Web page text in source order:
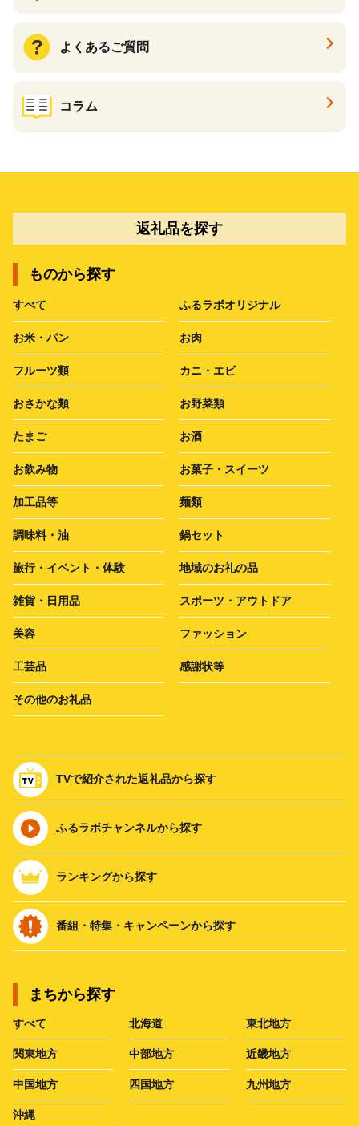
よくあるご質問
コラム
返礼品を探す
ものから探す
すべて ふるラボオリジナル
お米・パン お肉
フルーツ類 カニ・エビ
おさかな類 お野菜類
たまご お酒
お飲み物 お菓子・スイーツ
加工品等 麺類
調味料・油 鍋セット
旅行・イベント・体験 地域のお礼の品
雑貨・日用品 スポーツ・アウトドア
美容 ファッション
工芸品 感謝状等
その他のお礼品
TVで紹介された返礼品から探す
ふるラボチャンネルから探す
ランキングから探す
番組・特集・キャンペーンから探す
まちから探す
すべて 北海道 東北地方
関東地方 中部地方 近畿地方
中国地方 四国地方 九州地方
沖縄